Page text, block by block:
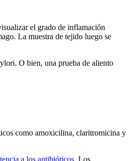
el grado de inflamación
La muestra de tejido luego se
O bien, una prueba de aliento
como amoxicilina, claritromicina y
a los antibióticos . Los